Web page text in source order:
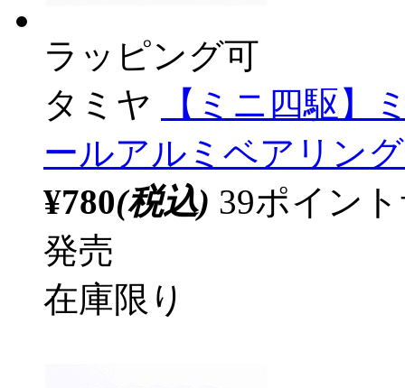
ラッピング可
タミヤ
【ミニ四駆】
ールアルミベアリン
¥780(税込) 39ポイン
発売
在庫限り